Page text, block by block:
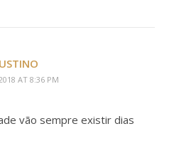
AT 8:36 PM
vão sempre existir dias